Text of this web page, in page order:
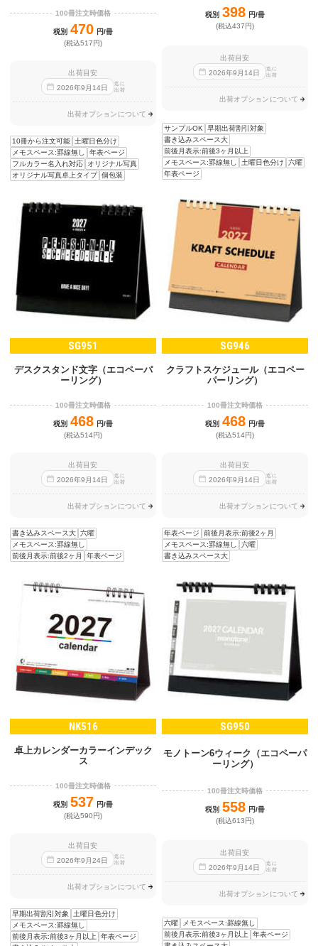
100冊注文時価格
税別 470 円/冊
(税込517円)
出荷目安
2026年9 月14日
迄に
出荷
出荷オプションについて
10冊から注文可能 土曜日色分け
メモスペース:罫線無し
年表ページ
フルカラー名入れ対応
オリジナル写真
オリジナル写真卓上タイプ 個包装
税別 398 円/冊
(税込437円)
出荷目安
2026年9 月 14日
迄に
出荷
出荷オプションについて
サンプルOK
早期出荷割引対象
書き込みスペース大
前後月表示:前後3ヶ月以上
メモスペース:罫線無し
土曜日色分け
六曜
年表ページ
SG951
デスクスタンド文字（エコペーパ
ーリング）
100冊注文時価格
税別 468 円/冊
(税込514円)
出荷目安
2026年9 月14日
迄に
出荷
出荷オプションについて
書き込みスペース大 六曜
メモスペース:罫線無し
前後月表示:前後2ヶ月
年表ページ
SG946
クラフトスケジュール（エコペー
パーリング）
100冊注文時価格
税別 468 円/冊
(税込514円)
出荷目安
2026年9 月14日
迄に
出荷
出荷オプションについて
年表ページ
前後月表示:前後2ヶ月
メモスペース:罫線無し
六曜
書き込みスペース大
NK516
卓上カレンダーカラーインデック
ス
100冊注文時価格
税別 537 円/冊
(税込590円)
出荷目安
2026年9 月24日
迄に
出荷
出荷オプションについて
早期出荷割引対象
土曜日色分け
メモスペース:罫線無し
前後月表示:前後3ヶ月以上 年表ページ
SG950
モノトーン6ウィーク（エコペーパ
ーリング）
100冊注文時価格
税別 558 円/冊
(税込613円)
出荷目安
2026年9 月 14日
迄に
出荷
出荷オプションについて
六曜
メモスペース:罫線無し
前後月表示:前後3ヶ月以上
年表ページ